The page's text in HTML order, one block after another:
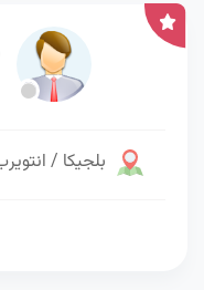
بلجيكا /